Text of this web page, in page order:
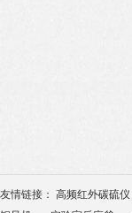
友情链接： 高频红外碳硫仪